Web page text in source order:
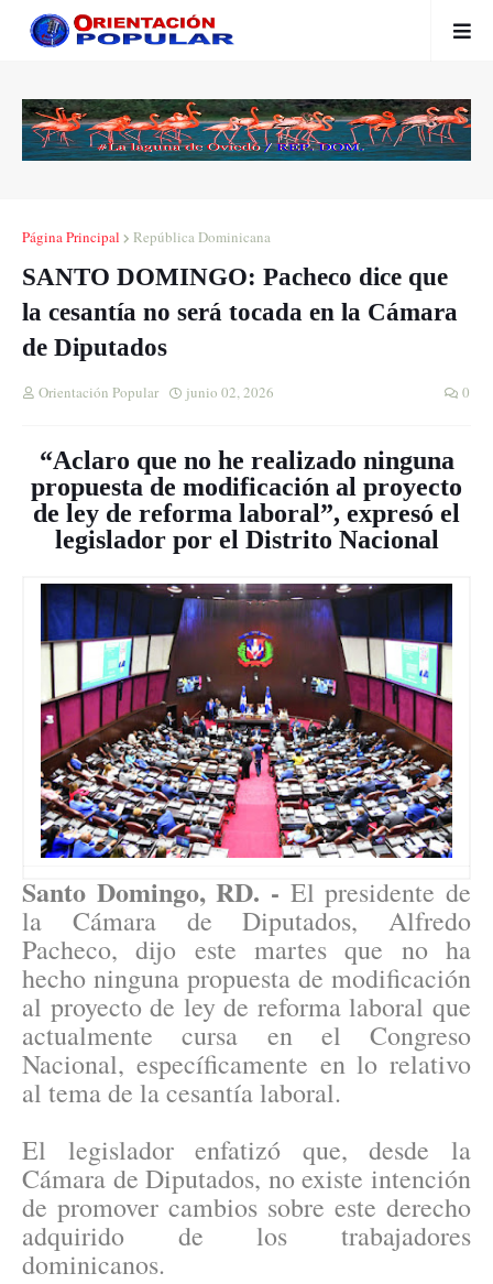
Página Principal República Dominicana
SANTO DOMINGO: Pacheco dice que
la cesantía no será tocada en la Cámara
de Diputados
Orientación Popular junio 02, 2026 0
“Aclaro que no he realizado ninguna
propuesta de modificación al proyecto
de ley de reforma laboral”, expresó el
legislador por el Distrito Nacional
Santo Domingo, RD. - El presidente de
la Cámara de Diputados, Alfredo
Pacheco, dijo este martes que no ha
hecho ninguna propuesta de modificación
al proyecto de ley de reforma laboral que
actualmente cursa en el Congreso
Nacional, específicamente en lo relativo
al tema de la cesantía laboral.
El legislador enfatizó que, desde la
Cámara de Diputados, no existe intención
de promover cambios sobre este derecho
adquirido de los trabajadores
dominicanos.